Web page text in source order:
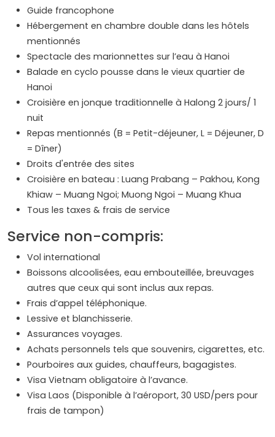
Guide francophone
Hébergement en chambre double dans les hôtels
mentionnés
Spectacle des marionnettes sur l’eau à Hanoi
Balade en cyclo pousse dans le vieux quartier de
Hanoi
Croisière en jonque traditionnelle à Halong 2 jours/ 1
nuit
Repas mentionnés (B = Petit-déjeuner, L = Déjeuner, D
= Dîner)
Droits d'entrée des sites
Croisière en bateau : Luang Prabang – Pakhou, Kong
Khiaw – Muang Ngoi; Muong Ngoi – Muang Khua
Tous les taxes & frais de service
Service non-compris:
Vol international
Boissons alcoolisées, eau embouteillée, breuvages
autres que ceux qui sont inclus aux repas.
Frais d’appel téléphonique.
Lessive et blanchisserie.
Assurances voyages.
Achats personnels tels que souvenirs, cigarettes, etc.
Pourboires aux guides, chauffeurs, bagagistes.
Visa Vietnam obligatoire à l’avance.
Visa Laos (Disponible à l’aéroport, 30 USD/pers pour
frais de tampon)